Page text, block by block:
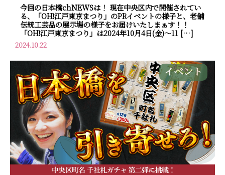
今回の日本橋chNEWSは！ 現在中央区内で開催されてい
る、「OH!江戸東京まつり」のPRイベントの様子と、老舗
伝統工芸品の展示場の様子をお届けいたしまぁす！！
「OH!江戸東京まつり」は2024年10月4日(金)～11 […]
2024.10.22
イベント